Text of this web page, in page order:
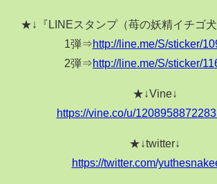
★↓『LINEスタンプ（苺の妖精イチゴ
1弾⇒http://line.me/S/sticker/
2弾⇒http://line.me/S/sticker/
★↓Vine↓
https://vine.co/u/
★↓twitter↓
https://twitter.com/